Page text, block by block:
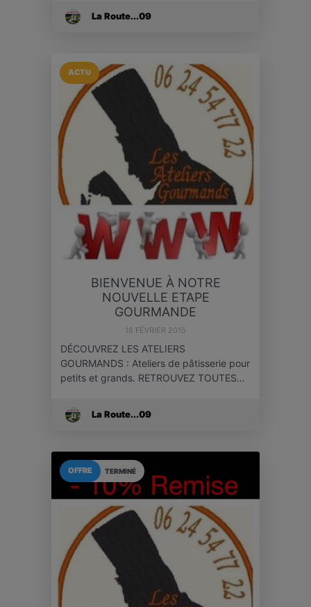
La Route...09
ACTU
BIENVENUE À NOTRE
NOUVELLE ETAPE
GOURMANDE
18 FÉVRIER 2015
DÉCOUVREZ LES ATELIERS
GOURMANDS : Ateliers de pâtisserie pour
petits et grands. RETROUVEZ TOUTES…
La Route...09
TERMINÉ
OFFRE